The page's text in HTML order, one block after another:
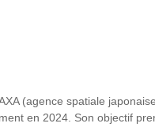
(agence spatiale
en 2024. Son objectif